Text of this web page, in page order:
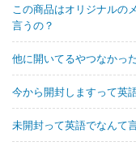
この商品はオリジナルの
言うの？
他に開いてるやつなかっ
今から開封しますって英
未開封って英語でなんて